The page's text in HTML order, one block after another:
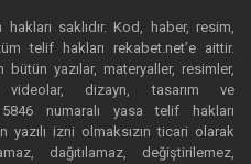
saklıdır. Kod, haber, resim,
telif hakları rekabet.net’e aittir.
yazılar, materyaller, resimler,
videolar, dizayn, tasarım ve
numaralı yasa telif hakları
yazılı izni olmaksızın ticari olarak
dağıtılamaz, değiştirilemez,